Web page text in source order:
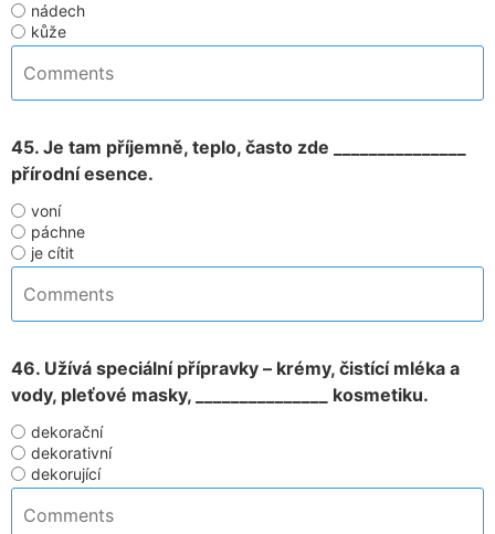
nádech
kůže
45. Je tam příjemně, teplo, často zde _______________
přírodní esence.
voní
páchne
je cítit
46. Užívá speciální přípravky – krémy, čistící mléka a
vody, pleťové masky, _______________ kosmetiku.
dekorační
dekorativní
dekorující